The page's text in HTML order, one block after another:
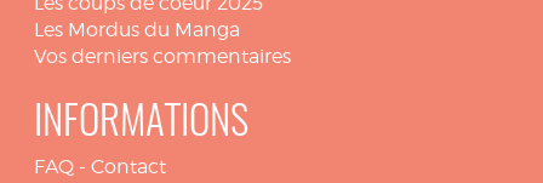
Les Mordus du Manga
Vos derniers commentaires
INFORMATIONS
FAQ - Contact